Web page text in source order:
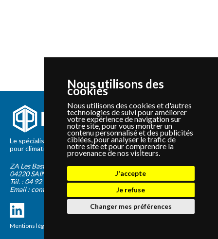
Nous utilisons des
cookies
Nous utilisons des cookies et d'autres
technologies de suivi pour améliorer
votre expérience de navigation sur
notre site, pour vous montrer un
contenu personnalisé et des publicités
ciblées, pour analyser le trafic de
notre site et pour comprendre la
provenance de nos visiteurs.
J'accepte
Je refuse
Changer mes préférences
Le spécialiste depuis 2012 de la vente de pièces détachées
pour climatisation et Pompe à Chaleur Panasonic et Sanyo
ZA Les Bastides Blanches
04220 SAINTE-TULLE
Tél. : 04 92 75 89 55
Email : contact@panapieces.com
Mentions légales